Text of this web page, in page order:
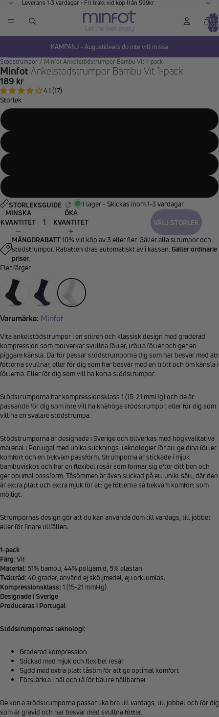
Leverans 1-3 vardagar • Fri frakt vid köp från 599kr
TOTALT
0
KAMPANJ - Augustideals du inte vill missa
HOPPA TILL PRODUKTINFORMATION
Stödstrumpor / Minfot Ankelstödstrumpor Bambu Vit 1-pack
Minfot Ankelstödstrumpor Bambu Vit 1-pack
189 kr
4.1 (17)
Storlek
STORLEKSGUIDE
I lager - Skickas inom 1-3 vardagar
MINSKA
KVANTITET
ÖKA
KVANTITET
VÄLJ STORLEK
MÄNGDRABATT10% vid köp av 3 eller fler. Gäller alla strumpor och
stödstrumpor. Rabatten dras automatiskt av i kassan. Gäller ordinarie
priser.
Fler färger
Varumärke: Minfot
Vita ankelstödstrumpor i en stilren och klassisk design med graderad
kompression som motverkar svullna fötter, trötta fötter och ger en
piggare känsla. Därför passar stödstrumporna dig som har besvär med att
fötterna svullnar, eller för dig som har besvär med en trött och öm känsla i
fötterna. Eller för dig som vill ha korta stödstrumpor.
Stödstrumporna har kompressionsklass 1 (15-21 mmHg) och de är
passande för dig som inte vill ha knähöga stödstrumpor, eller för dig som
vill ha en svalare stödstrumpa.
Stödstrumporna är designade i Sverige och tillverkas med högkvalitativa
material i Portugal med unika sticknings-teknologier för att ge dina fötter
komfort och en bekväm passform. Strumporna är stickade i mjuk
bambuviskos och har en flexibel resår som formar sig efter ditt ben och
ger optimal passform. Tåsömmen är även stickad på ett unikt sätt, där den
är extra platt och extra mjuk för att ge fötterna så bekväm komfort som
möjligt.
Strumpornas design gör att du kan använda dem till vardags, till jobbet
eller för finare tillfällen.
1-pack
Färg: Vit
Material: 51% bambu, 44% polyamid, 5% elastan
Tvättråd: 40 grader, använd ej sköljmedel, ej torktumlas.
Kompressionsklass: 1 (15-21 mmHg)
Designade i Sverige
Produceras i Portugal
Stödstrumpornas teknologi:
Graderad kompression
Stickad med mjuk och flexibel resår
Sydd med extra platt tåsöm för att ge optimal komfort
Förstärkta i häl och tå för bättre hållbarhet
De korta stödstrumporna passar lika bra till vardags, till jobbet och för dig
som är gravid och har besvär med svullna fötter.